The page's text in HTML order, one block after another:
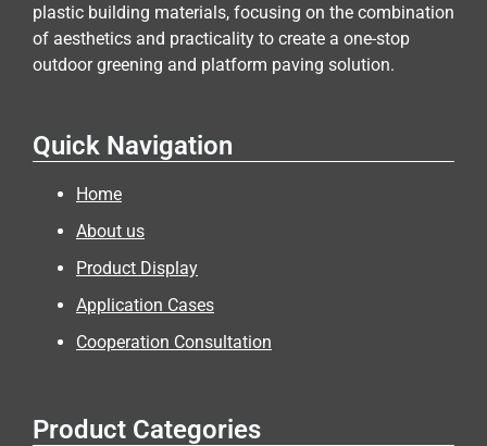
plastic building materials, focusing on the combination
of aesthetics and practicality to create a one-stop
outdoor greening and platform paving solution.
Quick Navigation
Home
About us
Product Display
Application Cases
Cooperation Consultation
Product Categories